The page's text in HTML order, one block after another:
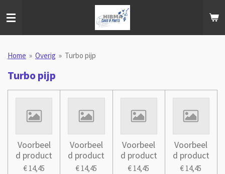
direct
hoofdinhoud
Home » Overig » Turbo pijp
Turbo pijp
Voorbeel
d product
€ 14,45
Voorbeel
d product
€ 14,45
Voorbeel
d product
€ 14,45
Voorbeel
d product
€ 14,45